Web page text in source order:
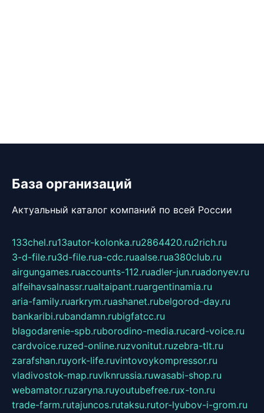
База организаций
Актуальный каталог компаний по всей России
133chel.ru13autor-kolonka.ru2864420.ru2rich.ru
3-d-file.ru3d-file.rua-cdc.ruaalse.rua380club.ru
airgungames.ruaccounts-112.ruadler-jun.ruadonyev.ru
alfeihavsalnassr.rualtaipant.ruargentinamia.ru
aria-family.ruarkrym.ruashanet.rubelgorod-day.ru
bankaribi.rubandamn.rubigfatcc.ru
blagodarenie-spb.ruborodino-media.rucard-voice.ru
cardvoice.ruzed-online.ruzvonitut.ruzebra-tlt.ru
zarafshan.ruyork-life.ruvintovoykompressor.ru
vladivostok-map.ruvlknrussia.ruwasabi-shop.ru
webamator.ruzaryna.ruyoutubefree.rux-ton.ru
trade-farm.rutajuncos.rutaksu.rutor-lyubov-i-grom.ru